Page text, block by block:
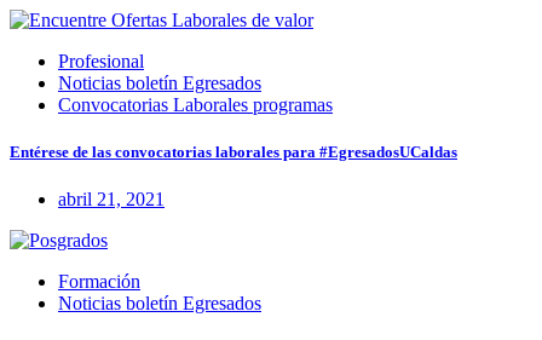
Profesional
Noticias boletín Egresados
Convocatorias Laborales programas
Entérese de las convocatorias laborales para #EgresadosUCaldas
abril 21, 2021
Formación
Noticias boletín Egresados